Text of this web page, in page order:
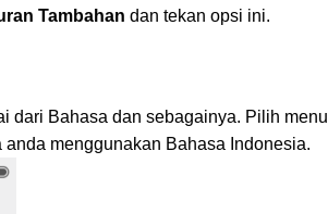
Tambahan dan tekan opsi ini.
dari Bahasa dan sebagainya. Pilih menu
anda menggunakan Bahasa Indonesia.